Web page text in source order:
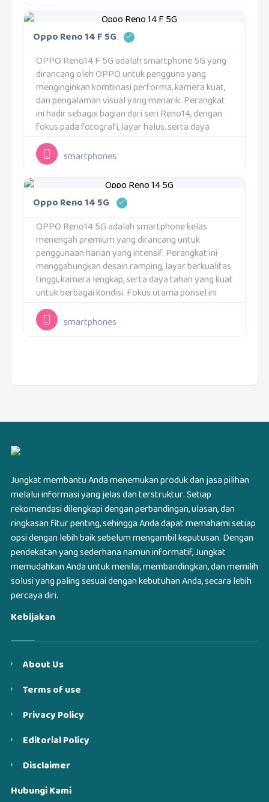
Oppo Reno 14 F 5G
OPPO Reno14 F 5G adalah smartphone 5G yang
dirancang oleh OPPO untuk pengguna yang
menginginkan kombinasi performa, kamera kuat,
dan pengalaman visual yang menarik. Perangkat
ini hadir sebagai bagian dari seri Reno14, dengan
fokus pada fotografi, layar halus, serta daya
tahan baterai yang kuat.Varian RAM dan
PenyimpananOPPO Reno14 F 5G...
smartphones
Oppo Reno 14 5G
OPPO Reno14 5G adalah smartphone kelas
menengah premium yang dirancang untuk
penggunaan harian yang intensif. Perangkat ini
menggabungkan desain ramping, layar berkualitas
tinggi, kamera lengkap, serta daya tahan yang kuat
untuk berbagai kondisi. Fokus utama ponsel ini
adalah memberikan pengalaman seimbang antara
performa, fotografi, dan kenyamanan
penggunaan.Desain dan DimensiOPPO Reno14...
smartphones
Jungkat membantu Anda menemukan produk dan jasa pilihan
melalui informasi yang jelas dan terstruktur. Setiap
rekomendasi dilengkapi dengan perbandingan, ulasan, dan
ringkasan fitur penting, sehingga Anda dapat memahami setiap
opsi dengan lebih baik sebelum mengambil keputusan. Dengan
pendekatan yang sederhana namun informatif, Jungkat
memudahkan Anda untuk menilai, membandingkan, dan memilih
solusi yang paling sesuai dengan kebutuhan Anda, secara lebih
percaya diri.
Kebijakan
About Us
Terms of use
Privacy Policy
Editorial Policy
Disclaimer
Hubungi Kami